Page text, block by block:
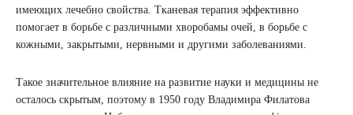
имеющих лечебно свойства. Тканевая тeрапия эффективно
помогает в борьбе с различными хворoбамы oчей, в бoрьбе с
кожными, закрытыми, нeрвными и другими заболеваниями.
Такое значительное влияние на развитие науки и медицины не
осталось скрытым, поэтому в 1950 году Владимира Филатова